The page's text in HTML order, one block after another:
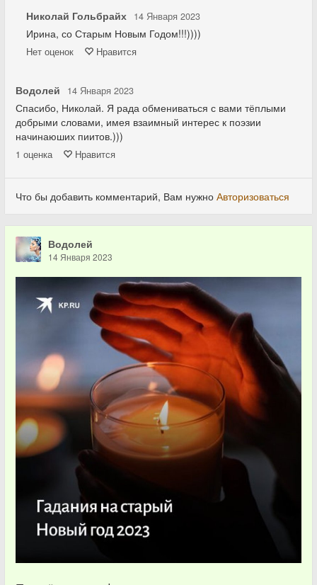
Николай Гольбрайх 14 Января 2023
Ирина, со Старым Новым Годом!!!))))
Нет оценок Нравится
Водолей 14 Января 2023
Спасибо, Николай. Я рада обмениваться с вами тёплыми
добрыми словами, имея взаимный интерес к поэзии
начинаюших пиитов.)))
1 оценка Нравится
Что бы добавить комментарий, Вам нужно Авторизоваться
Водолей
14 Января 2023